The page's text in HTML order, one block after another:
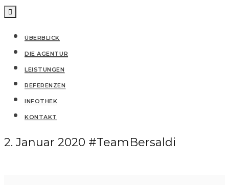
ÜBERBLICK
DIE AGENTUR
LEISTUNGEN
REFERENZEN
IN­FO­THEK
KONTAKT
2. Januar 2020 #TeamBersaldi